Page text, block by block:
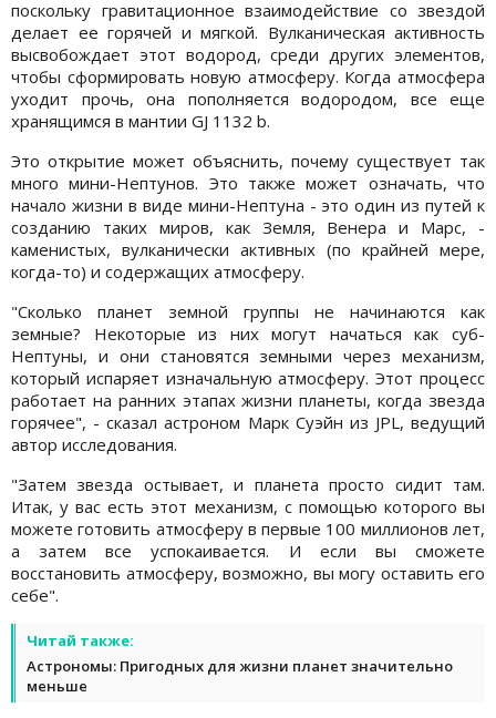
поскольку гравитационное взаимодействие со звездой
делает ее горячей и мягкой. Вулканическая активность
высвобождает этот водород, среди других элементов,
чтобы сформировать новую атмосферу. Когда атмосфера
уходит прочь, она пополняется водородом, все еще
хранящимся в мантии GJ 1132 b.
Это открытие может объяснить, почему существует так
много мини-Нептунов. Это также может означать, что
начало жизни в виде мини-Нептуна - это один из путей к
созданию таких миров, как Земля, Венера и Марс, -
каменистых, вулканически активных (по крайней мере,
когда-то) и содержащих атмосферу.
"Сколько планет земной группы не начинаются как
земные? Некоторые из них могут начаться как суб-
Нептуны, и они становятся земными через механизм,
который испаряет изначальную атмосферу. Этот процесс
работает на ранних этапах жизни планеты, когда звезда
горячее", - сказал астроном Марк Суэйн из JPL, ведущий
автор исследования.
"Затем звезда остывает, и планета просто сидит там.
Итак, у вас есть этот механизм, с помощью которого вы
можете готовить атмосферу в первые 100 миллионов лет,
а затем все успокаивается. И если вы сможете
восстановить атмосферу, возможно, вы могу оставить его
себе".
Читай также:
Астрономы: Пригодных для жизни планет значительно
меньше